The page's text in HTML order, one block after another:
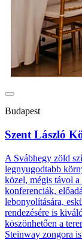
Budapest
Szent László
A Svábhegy zöld
legnyugodtabb
közel, mégis távol
konferenciák,
lebonyolítására,
rendezésére is
köszönhetően a
Steinway zongora